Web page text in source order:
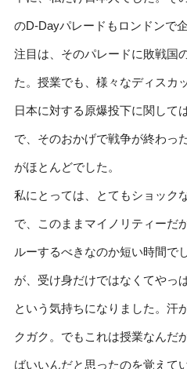
のD-Dayパレードもロンドンで
注目は、そのパレードに敗戦国
た。授業でも、様々なディスカ
日本に対する原爆投下に関して
で、そのおかげで戦争が終わっ
がほとんどでした。
私にとっては、とてもショック
で、このままマイノリティーだ
ルーするべきなのか短い時間で
が、受け身だけではなくてやっ
という気持ちになりました。汗
クガク。でもこれは授業なんだ
ばいいんだと思ったのを覚えて